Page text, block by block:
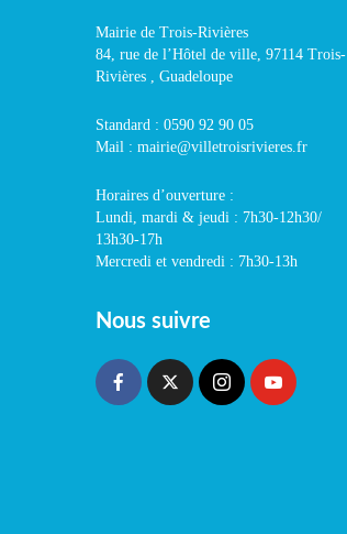
Mairie de Trois-Rivières
84, rue de l’Hôtel de ville, 97114 Trois-
Rivières , Guadeloupe
Standard : 0590 92 90 05
Mail : mairie@villetroisrivieres.fr
Horaires d’ouverture :
Lundi, mardi & jeudi : 7h30-12h30/
13h30-17h
Mercredi et vendredi : 7h30-13h
Nous suivre